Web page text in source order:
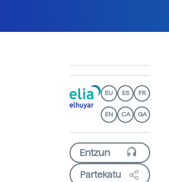
EU ES FR
EN CA GA
Partekatu